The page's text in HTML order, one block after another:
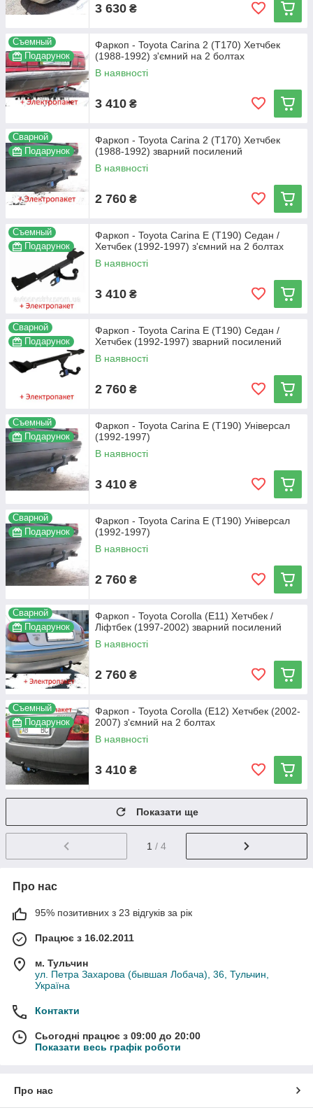
3 630 ₴
Съемный
Подарунок
Фаркоп - Toyota Carina 2 (Т170) Хетчбек
(1988-1992) з'ємний на 2 болтах
В наявності
3 410 ₴
Сварной
Подарунок
Фаркоп - Toyota Carina 2 (Т170) Хетчбек
(1988-1992) зварний посилений
В наявності
2 760 ₴
Съемный
Подарунок
Фаркоп - Toyota Carina E (Т190) Седан /
Хетчбек (1992-1997) з'ємний на 2 болтах
В наявності
3 410 ₴
Сварной
Подарунок
Фаркоп - Toyota Carina E (Т190) Седан /
Хетчбек (1992-1997) зварний посилений
В наявності
2 760 ₴
Съемный
Подарунок
Фаркоп - Toyota Carina E (Т190) Універсал
(1992-1997)
В наявності
3 410 ₴
Сварной
Подарунок
Фаркоп - Toyota Carina E (Т190) Універсал
(1992-1997)
В наявності
2 760 ₴
Сварной
Подарунок
Фаркоп - Toyota Corolla (E11) Хетчбек /
Ліфтбек (1997-2002) зварний посилений
В наявності
2 760 ₴
Съемный
Подарунок
Фаркоп - Toyota Corolla (E12) Хетчбек (2002-
2007) з'ємний на 2 болтах
В наявності
3 410 ₴
Показати ще
1 / 4
Про нас
95% позитивних з 23 відгуків за рік
Працює з 16.02.2011
м. Тульчин
ул. Петра Захарова (бывшая Лобача), 36, Тульчин,
Україна
Контакти
Сьогодні працює з 09:00 до 20:00
Показати весь графік роботи
Про нас